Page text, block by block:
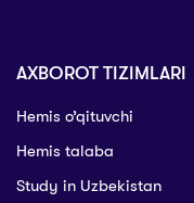
AXBOROT TIZIMLARI
Hemis o’qituvchi
Hemis talaba
Study in Uzbekistan